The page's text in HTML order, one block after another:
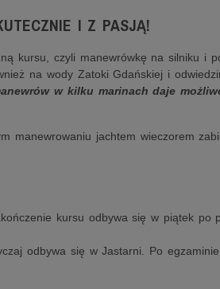
I Z PASJĄ!
kursu, czyli manewrówkę na silniku i
na wody Zatoki Gdańskiej i
w kilku marinach daje
manewrowaniu jachtem wieczorem
kursu odbywa się w piątek po
odbywa się w Jastarni. Po